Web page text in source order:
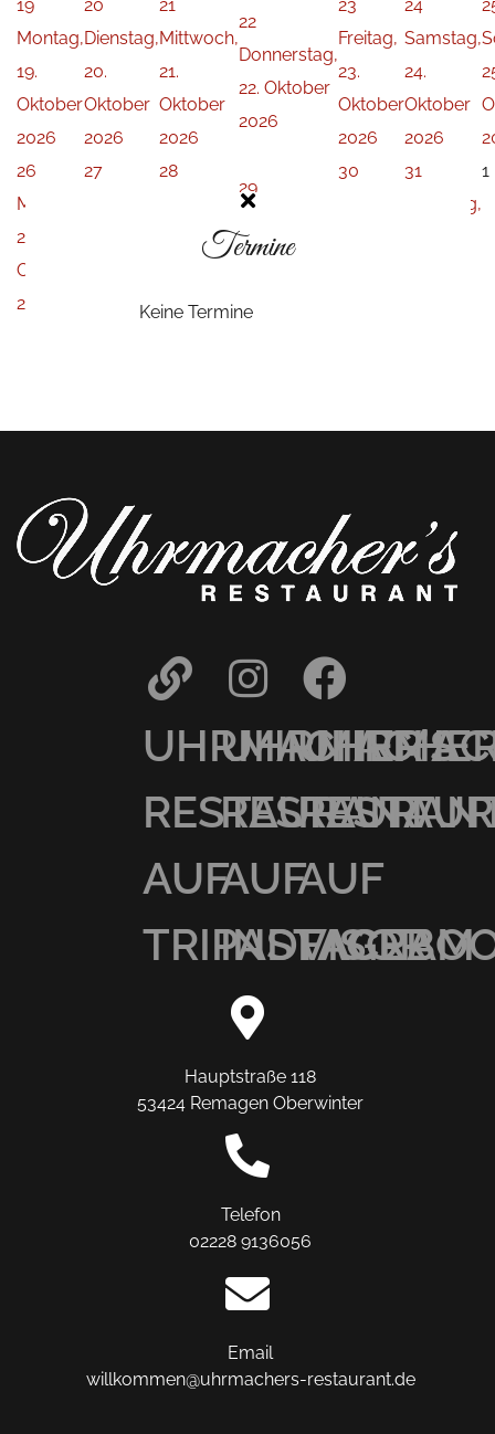
19
Montag,
19.
Oktober
2026
20
Dienstag,
20.
Oktober
2026
21
Mittwoch,
21.
Oktober
2026
22
Donnerstag,
22. Oktober
2026
23
Freitag,
23.
Oktober
2026
24
Samstag,
24.
Oktober
2026
26
Montag,
26.
Oktober
2026
27
28
2026
29
29. Oktober
30
31
Samstag,
1
UHRMACHER’S
RESTAURANT
AUF
TRIPADVISOR
AUF
INSTAGRAM
AUF
Hauptstraße 118
53424 Remagen Oberwinter
Telefon
02228 9136056
Email
willkommen@uhrmachers-restaurant.de
Termine
Keine Termine